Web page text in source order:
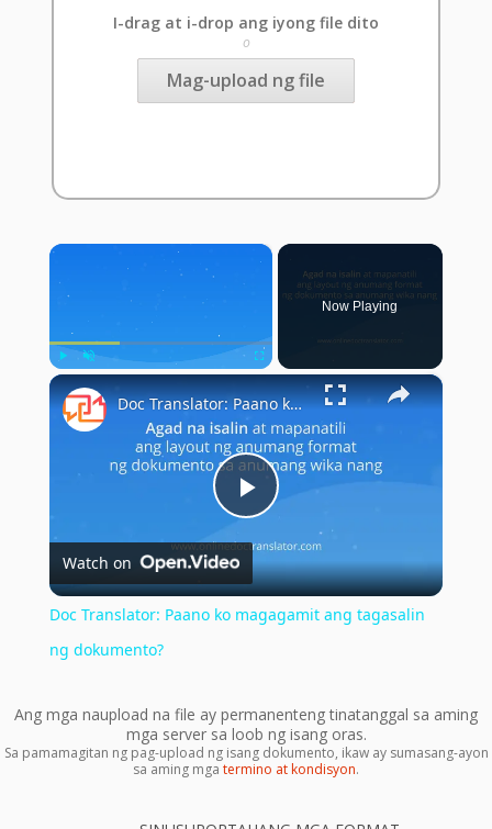
I-drag at i-drop ang iyong file dito
o
Mag-upload ng file
×
Play Unmute Fullscreen
Now Playing
×
Play
Video
Doc Translator: Paano ko magagamit ang tagasalin ng dokumento?
Watch on
Doc Translator: Paano ko magagamit ang tagasalin
ng dokumento?
Ang mga naupload na file ay permanenteng tinatanggal sa aming
mga server sa loob ng isang oras.
Sa pamamagitan ng pag-upload ng isang dokumento, ikaw ay sumasang-ayon
sa aming mga termino at kondisyon.